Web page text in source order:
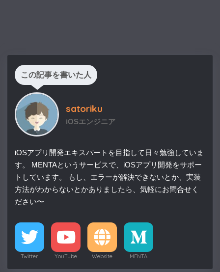
この記事を書いた人
satoriku
iOSエンジニア
iOSアプリ開発エキスパートを目指して日々勉強していま
す。 MENTAというサービスで、iOSアプリ開発をサポー
トしています。 もし、エラーが解決できないとか、実装
方法がわからないとかありましたら、気軽にお問合せく
ださい〜
Twitter YouTube Website MENTA